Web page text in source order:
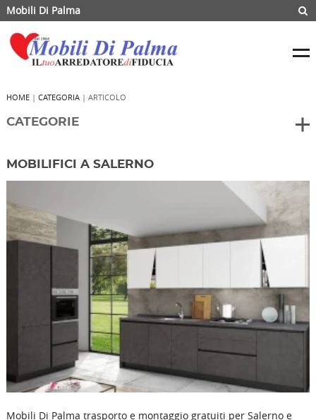
Mobili Di Palma
HOME| CATEGORIA| ARTICOLO
CATEGORIE
MOBILIFICI A SALERNO
Mobili Di Palma trasporto e montaggio gratuiti per Salerno e